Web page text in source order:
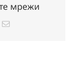
мрежи
Електронна